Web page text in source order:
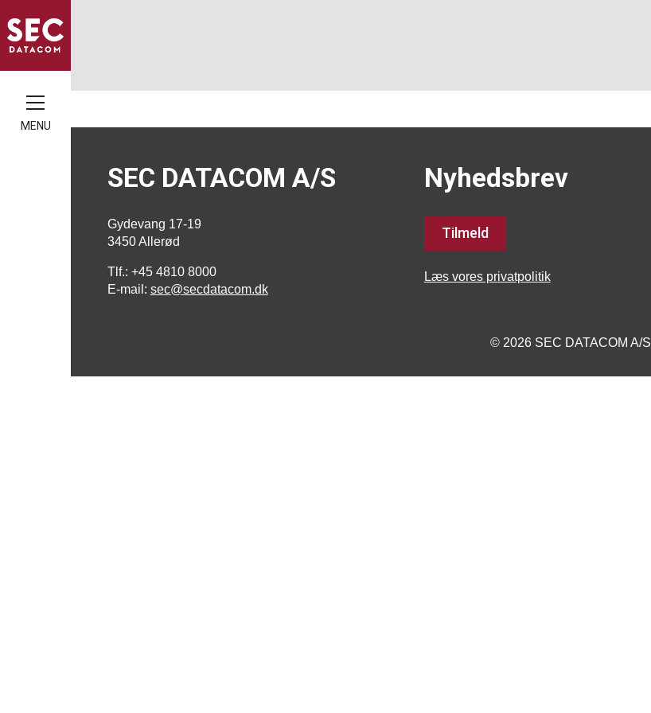
MENU
SEC DATACOM A/S
Gydevang 17-19
3450 Allerød
Tlf.: +45 4810 8000
E-mail: sec@secdatacom.dk
Nyhedsbrev
Tilmeld
Læs vores privatpolitik
© 2026 SEC DATACOM A/S